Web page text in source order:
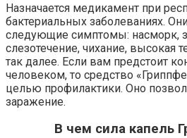
Назначается медикамент при
бактериальных заболеваниях.
следующие симптомы: насморк,
слезотечение, чихание, высокая
так далее. Если вам предстоит
человеком, то средство
целью профилактики. Оно
заражение.
В чем сила капель